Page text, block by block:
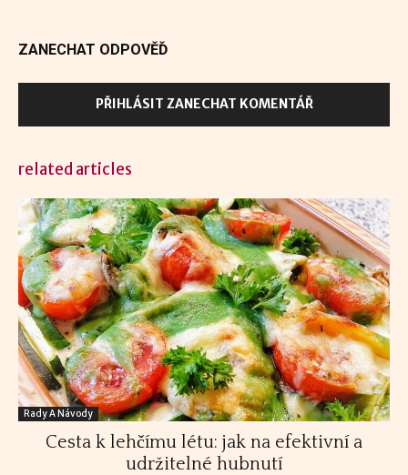
ZANECHAT ODPOVĚĎ
PŘIHLÁSIT ZANECHAT KOMENTÁŘ
related articles
Rady A Návody
Cesta k lehčímu létu: jak na efektivní a
udržitelné hubnutí